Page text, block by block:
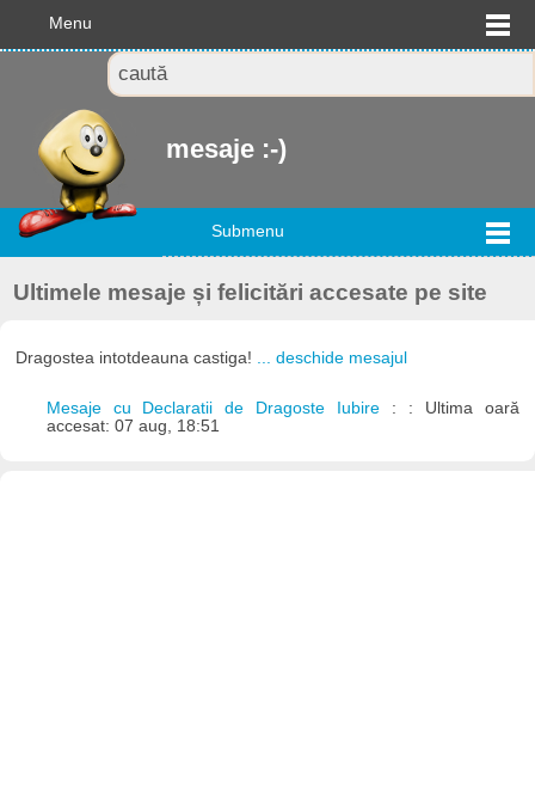
Menu
mesaje :-)
Submenu
Ultimele mesaje și felicitări accesate pe site
Dragostea intotdeauna castiga! ... deschide mesajul
Mesaje cu Declaratii de Dragoste Iubire : : Ultima oară
accesat: 07 aug, 18:51